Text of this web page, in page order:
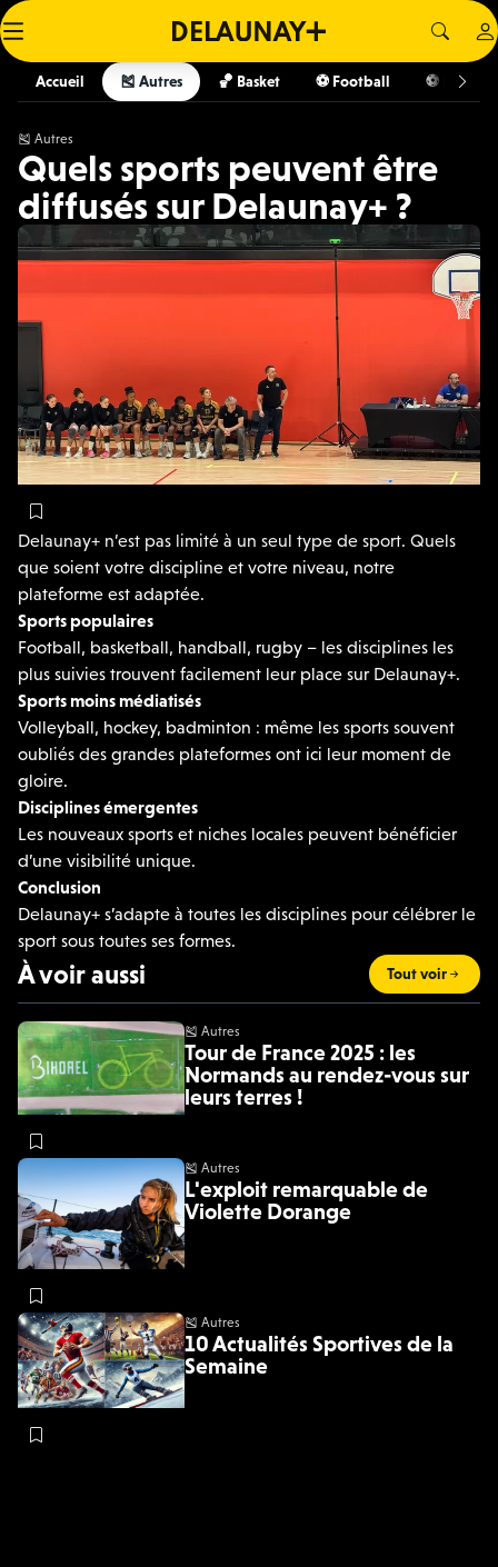
Accueil 🎽 Autres 🏀 Basket ⚽️ Football ⚽️ Futsal
🎽 Autres
Quels sports peuvent être
diffusés sur Delaunay+ ?
Delaunay+ n’est pas limité à un seul type de sport. Quels
que soient votre discipline et votre niveau, notre
plateforme est adaptée.
Sports populaires
Football, basketball, handball, rugby – les disciplines les
plus suivies trouvent facilement leur place sur Delaunay+.
Sports moins médiatisés
Volleyball, hockey, badminton : même les sports souvent
oubliés des grandes plateformes ont ici leur moment de
gloire.
Disciplines émergentes
Les nouveaux sports et niches locales peuvent bénéficier
d’une visibilité unique.
Conclusion
Delaunay+ s’adapte à toutes les disciplines pour célébrer le
sport sous toutes ses formes.
À voir aussi Tout voir
🎽 Autres
Tour de France 2025 : les
Normands au rendez-vous sur
leurs terres !
🎽 Autres
L'exploit remarquable de
Violette Dorange
🎽 Autres
10 Actualités Sportives de la
Semaine